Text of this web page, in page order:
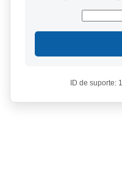
ID de suporte: